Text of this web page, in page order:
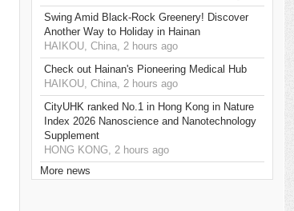
Swing Amid Black‑Rock Greenery! Discover
Another Way to Holiday in Hainan
HAIKOU, China, 2 hours ago
Check out Hainan's Pioneering Medical Hub
HAIKOU, China, 2 hours ago
CityUHK ranked No.1 in Hong Kong in Nature
Index 2026 Nanoscience and Nanotechnology
Supplement
HONG KONG, 2 hours ago
More news